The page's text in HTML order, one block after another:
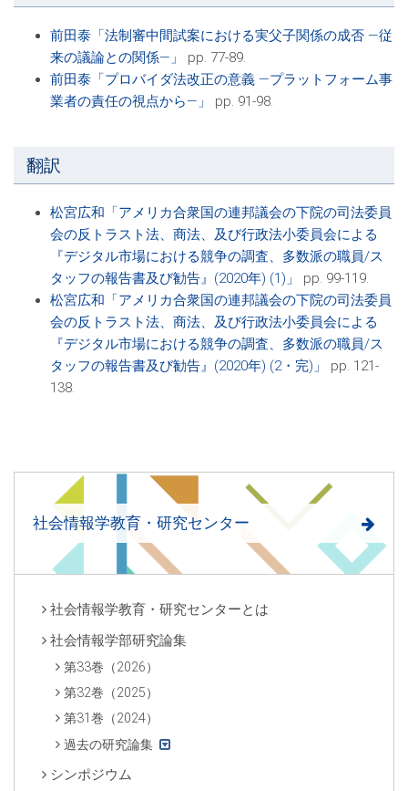
前田泰「法制審中間試案における実父子関係の成否 ―従
来の議論との関係―」
pp. 77-89.
前田泰「プロバイダ法改正の意義 ―プラットフォーム事
業者の責任の視点から―」
pp. 91-98.
翻訳
松宮広和「アメリカ合衆国の連邦議会の下院の司法委員
会の反トラスト法、商法、及び行政法小委員会による
『デジタル市場における競争の調査、多数派の職員/ス
タッフの報告書及び勧告』(2020年) (1)」
pp. 99-119.
松宮広和「アメリカ合衆国の連邦議会の下院の司法委員
会の反トラスト法、商法、及び行政法小委員会による
『デジタル市場における競争の調査、多数派の職員/ス
タッフの報告書及び勧告』(2020年) (2・完)」
pp. 121-
138.
社会情報学教育・研究センター
社会情報学教育・研究センターとは
社会情報学部研究論集
第33巻（2026）
第32巻（2025）
第31巻（2024）
過去の研究論集
シンポジウム